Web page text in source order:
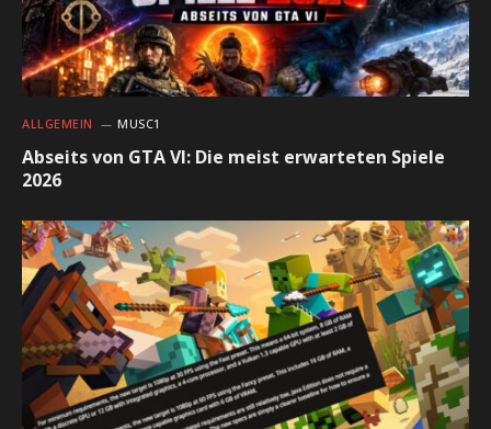
ALLGEMEIN MUSC1
Abseits von GTA VI: Die meist erwarteten Spiele
2026